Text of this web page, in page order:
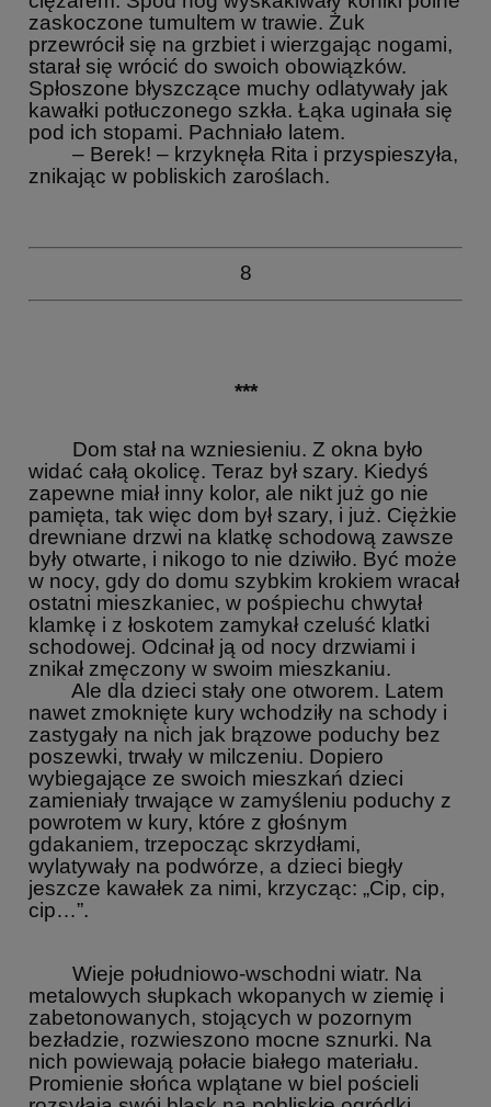
zaskoczone tumultem w trawie. Żuk
przewrócił się na grzbiet i wierzgając nogami,
starał się wrócić do swoich obowiązków.
Spłoszone błyszczące muchy odlatywały jak
kawałki potłuczonego szkła. Łąka uginała się
pod ich stopami. Pachniało latem.
– Berek! – krzyknęła Rita i przyspieszyła,
znikając w pobliskich zaroślach.
8
***
Dom stał na wzniesieniu. Z okna było
widać całą okolicę. Teraz był szary. Kiedyś
zapewne miał inny kolor, ale nikt już go nie
pamięta, tak więc dom był szary, i już. Ciężkie
drewniane drzwi na klatkę schodową zawsze
były otwarte, i nikogo to nie dziwiło. Być może
w nocy, gdy do domu szybkim krokiem wracał
ostatni mieszkaniec, w pośpiechu chwytał
klamkę i z łoskotem zamykał czeluść klatki
schodowej. Odcinał ją od nocy drzwiami i
znikał zmęczony w swoim mieszkaniu.
Ale dla dzieci stały one otworem. Latem
nawet zmoknięte kury wchodziły na schody i
zastygały na nich jak brązowe poduchy bez
poszewki, trwały w milczeniu. Dopiero
wybiegające ze swoich mieszkań dzieci
zamieniały trwające w zamyśleniu poduchy z
powrotem w kury, które z głośnym
gdakaniem, trzepocząc skrzydłami,
wylatywały na podwórze, a dzieci biegły
jeszcze kawałek za nimi, krzycząc: „Cip, cip,
cip…”.
Wieje południowo-wschodni wiatr. Na
metalowych słupkach wkopanych w ziemię i
zabetonowanych, stojących w pozornym
bezładzie, rozwieszono mocne sznurki. Na
nich powiewają połacie białego materiału.
Promienie słońca wplątane w biel pościeli